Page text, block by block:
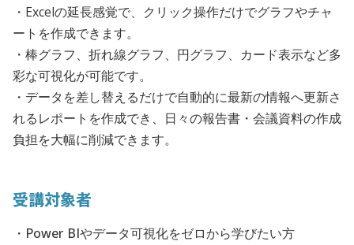
・Excelの延長感覚で、クリック操作だけでグラフやチャ
ートを作成できます。
・棒グラフ、折れ線グラフ、円グラフ、カード表示など多
彩な可視化が可能です。
・データを差し替えるだけで自動的に最新の情報へ更新さ
れるレポートを作成でき、日々の報告書・会議資料の作成
負担を大幅に削減できます。
受講対象者
・Power BIやデータ可視化をゼロから学びたい方